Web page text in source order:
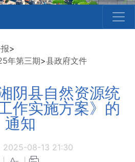
>
年第三期>县政府文件
阴县自然资源统
作实施方案》的
通知
2025-08-13 21:30